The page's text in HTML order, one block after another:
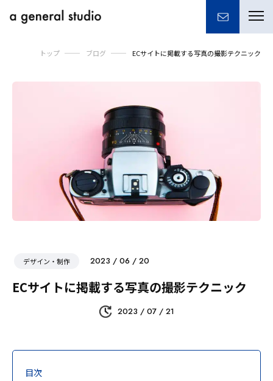
トップ ブログ ECサイトに掲載する写真の撮影テクニック
デザイン・制作 2023 / 06 / 20
ECサイトに掲載する写真の撮影テクニック
2023 / 07 / 21
目次